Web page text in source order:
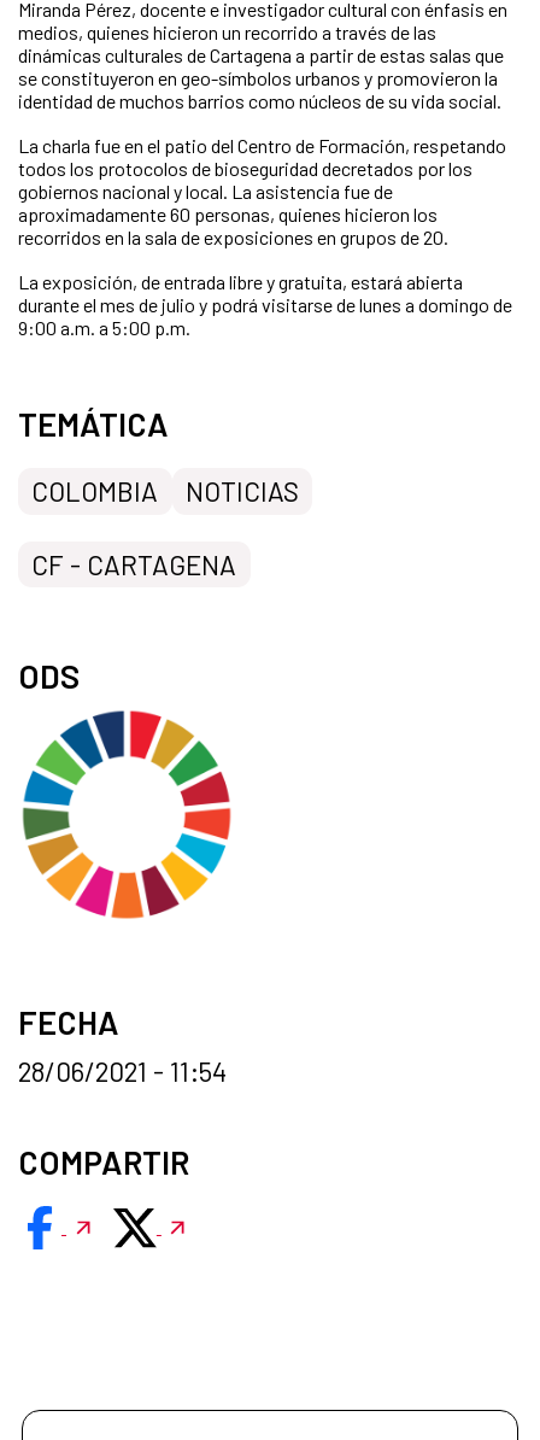
Miranda Pérez, docente e investigador cultural con énfasis en
medios, quienes hicieron un recorrido a través de las
dinámicas culturales de Cartagena a partir de estas salas que
se constituyeron en geo-símbolos urbanos y promovieron la
identidad de muchos barrios como núcleos de su vida social.
La charla fue en el patio del Centro de Formación, respetando
todos los protocolos de bioseguridad decretados por los
gobiernos nacional y local. La asistencia fue de
aproximadamente 60 personas, quienes hicieron los
recorridos en la sala de exposiciones en grupos de 20.
La exposición, de entrada libre y gratuita, estará abierta
durante el mes de julio y podrá visitarse de lunes a domingo de
9:00 a.m. a 5:00 p.m.
TEMÁTICA
COLOMBIA NOTICIAS
CF - CARTAGENA
ODS
FECHA
28/06/2021 - 11:54
COMPARTIR